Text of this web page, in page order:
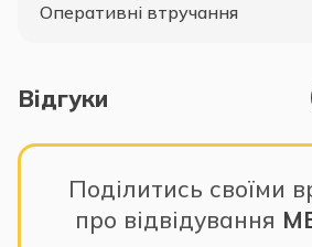
Оперативні втручання
Відгуки
Поділитись своїми
про відвідування